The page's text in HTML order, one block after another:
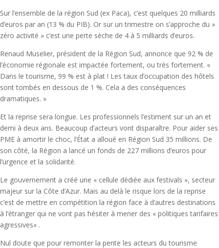
Sur l’ensemble de la région Sud (ex Paca), c’est quelques 20 milliards
d’euros par an (13 % du PIB). Or sur un trimestre on s’approche du »
zéro activité » c’est une perte sèche de 4 à 5 milliards d’euros.
Renaud Muselier, président de la Région Sud, annonce que 92 % de
l’économie régionale est impactée fortement, ou très fortement. «
Dans le tourisme, 99 % est à plat ! Les taux d’occupation des hôtels
sont tombés en dessous de 1 %. Cela a des conséquences
dramatiques. »
Et la reprise sera longue. Les professionnels l’estiment sur un an et
demi à deux ans. Beaucoup d’acteurs vont disparaître. Pour aider ses
PME à amortir le choc, l’État a alloué en Région Sud 35 millions. De
son côté, la Région a lancé un fonds de 227 millions d’euros pour
l’urgence et la solidarité.
Le gouvernement a créé une « cellule dédiée aux festivals », secteur
majeur sur la Côte d’Azur. Mais au delà le risque lors de la reprise
c’est de mettre en compétition la région face à d’autres destinations
à l’étranger qui ne vont pas hésiter à mener des « politiques tarifaires
agressives« .
Nul doute que pour remonter la pente les acteurs du tourisme